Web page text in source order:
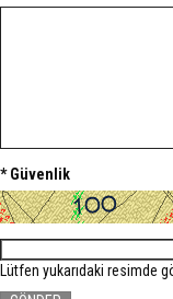
* Güvenlik
Lütfen yukarıdaki resimde